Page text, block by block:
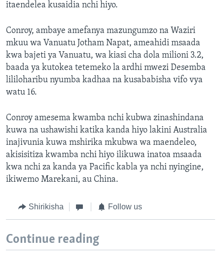
itaendelea kusaidia nchi hiyo.
Conroy, ambaye amefanya mazungumzo na Waziri
mkuu wa Vanuatu Jotham Napat, ameahidi msaada
kwa bajeti ya Vanuatu, wa kiasi cha dola milioni 3.2,
baada ya kutokea tetemeko la ardhi mwezi Desemba
lililoharibu nyumba kadhaa na kusababisha vifo vya
watu 16.
Conroy amesema kwamba nchi kubwa zinashindana
kuwa na ushawishi katika kanda hiyo lakini Australia
inajivunia kuwa mshirika mkubwa wa maendeleo,
akisisitiza kwamba nchi hiyo ilikuwa inatoa msaada
kwa nchi za kanda ya Pacific kabla ya nchi nyingine,
ikiwemo Marekani, au China.
Shirikisha Follow us
Continue reading